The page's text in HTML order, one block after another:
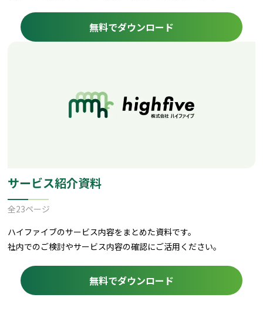
無料でダウンロード
サービス紹介資料
全23ページ
ハイファイブのサービス内容をまとめた資料です。
社内でのご検討やサービス内容の確認にご活用ください。
無料でダウンロード